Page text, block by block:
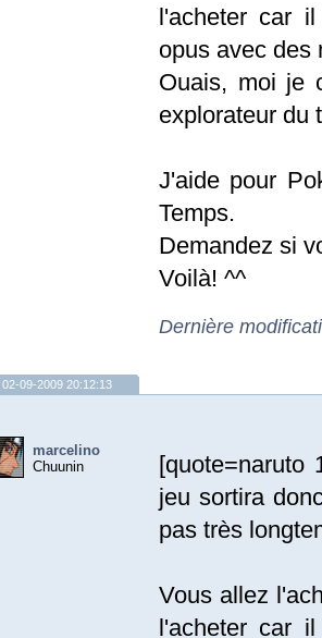
l'acheter car
opus avec des
Ouais, moi je
explorateur du
J'aide pour
Temps.
Demandez si
Voilà! ^^
Dernière
02-09-2009 20:12:13
marcelino
Chuunin
[quote=naruto
jeu sortira
pas très
Vous allez
l'acheter car